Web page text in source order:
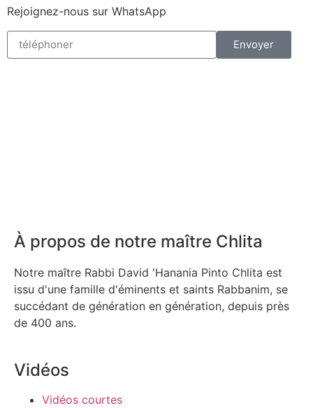
Rejoignez-nous sur WhatsApp
Envoyer
À propos de notre maître Chlita
Notre maître Rabbi David 'Hanania Pinto Chlita est
issu d'une famille d'éminents et saints Rabbanim, se
succédant de génération en génération, depuis près
de 400 ans.
Vidéos
Vidéos courtes